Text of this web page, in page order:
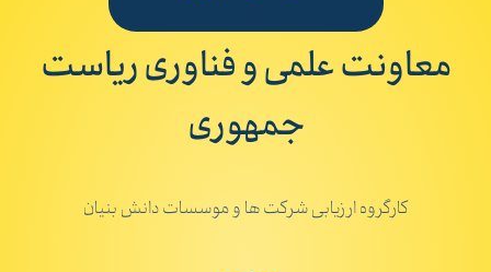
معاونت علمی و فناوری ریاست
جمهوری
کارگروه ارزیابی شرکت ها و موسسات دانش بنیان